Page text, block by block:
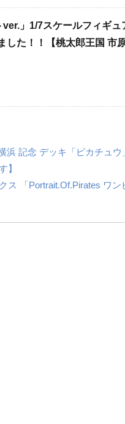
」1/7スケールフィギュ
た！！【桃太郎王国 市
記念 デッキ「ピカチュウ
】
「Portrait.Of.Pirates ワン